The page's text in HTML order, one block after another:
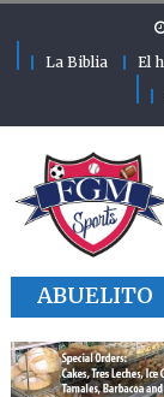
La Biblia
El
ABUELITO